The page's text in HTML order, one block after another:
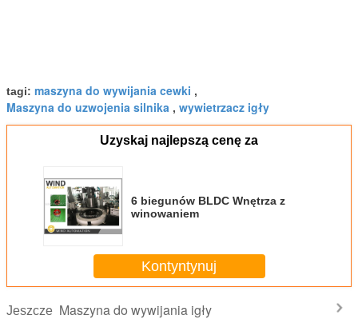
tagi: maszyna do wywijania cewki ,
Maszyna do uzwojenia silnika , wywietrzacz igły
Uzyskaj najlepszą cenę za
6 biegunów BLDC Wnętrza z
winowaniem
Kontyntynuj
Jeszcze Maszyna do wywijania igły